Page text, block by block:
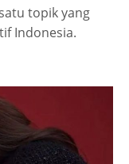
topik yang
Indonesia.